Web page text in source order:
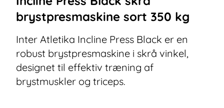
brystpresmaskine sort 350 kg
Inter Atletika Incline Press Black er en
robust brystpresmaskine i skrå vinkel,
designet til effektiv træning af
brystmuskler og triceps.